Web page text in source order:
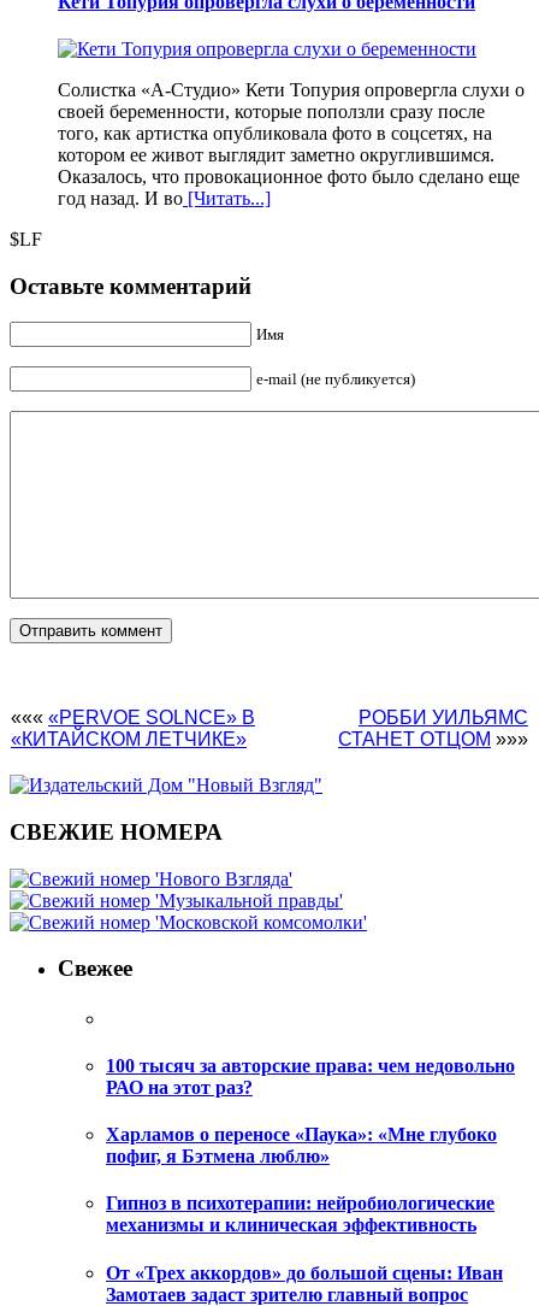
Солистка «А-Студио» Кети Топурия опровергла слухи о
своей беременности, которые поползли сразу после
того, как артистка опубликовала фото в соцсетях, на
котором ее живот выглядит заметно округлившимся.
Оказалось, что провокационное фото было сделано еще
год назад. И во [Читать...]
$LF
Оставьте комментарий
Имя
e-mail (не публикуется)
««« «PERVOE SOLNCE» В
«КИТАЙСКОМ ЛЕТЧИКЕ»
РОББИ УИЛЬЯМС
СТАНЕТ ОТЦОМ »»»
СВЕЖИЕ НОМЕРА
Свежее
100 тысяч за авторские права: чем недовольно
РАО на этот раз?
Харламов о переносе «Паука»: «Мне глубоко
пофиг, я Бэтмена люблю»
Гипноз в психотерапии: нейробиологические
механизмы и клиническая эффективность
От «Трех аккордов» до большой сцены: Иван
Замотаев задаст зрителю главный вопрос